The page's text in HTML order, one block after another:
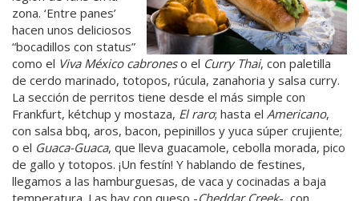
zona. ‘Entre panes’
hacen unos deliciosos
“bocadillos con status”
como el Viva México cabroneso el Curry Thai, con paletilla
de cerdo marinado, totopos, rúcula, zanahoria y salsa curry.
La sección de perritos tiene desde el más simple con
Frankfurt, kétchup y mostaza, El raro; hasta el Americano,
con salsa bbq, aros, bacon, pepinillos y yuca súper crujiente;
o el Guaca-Guaca, que lleva guacamole, cebolla morada, pico
de gallo y totopos. ¡Un festín! Y hablando de festines,
llegamos a las hamburguesas, de vaca y cocinadas a baja